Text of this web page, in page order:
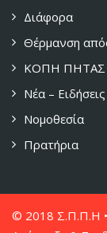
Διάφορα
Θέρμανση
ΚΟΠΗ ΠΗΤΑΣ
Νέα – Ειδήσεις
Νομοθεσία
Πρατήρια
© 2018 Σ.Π.Π.Η